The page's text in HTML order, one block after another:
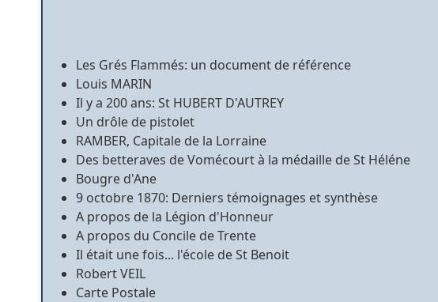
Les Grés Flammés: un document de référence
Louis MARIN
Il y a 200 ans: St HUBERT D'AUTREY
Un drôle de pistolet
RAMBER, Capitale de la Lorraine
Des betteraves de Vomécourt à la médaille de St Héléne
Bougre d'Ane
9 octobre 1870: Derniers témoignages et synthèse
A propos de la Légion d'Honneur
A propos du Concile de Trente
Il était une fois... l'école de St Benoit
Robert VEIL
Carte Postale